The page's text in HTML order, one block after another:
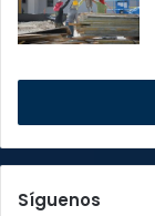
Síguenos